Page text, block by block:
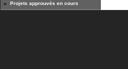
Projets approuvés en cours